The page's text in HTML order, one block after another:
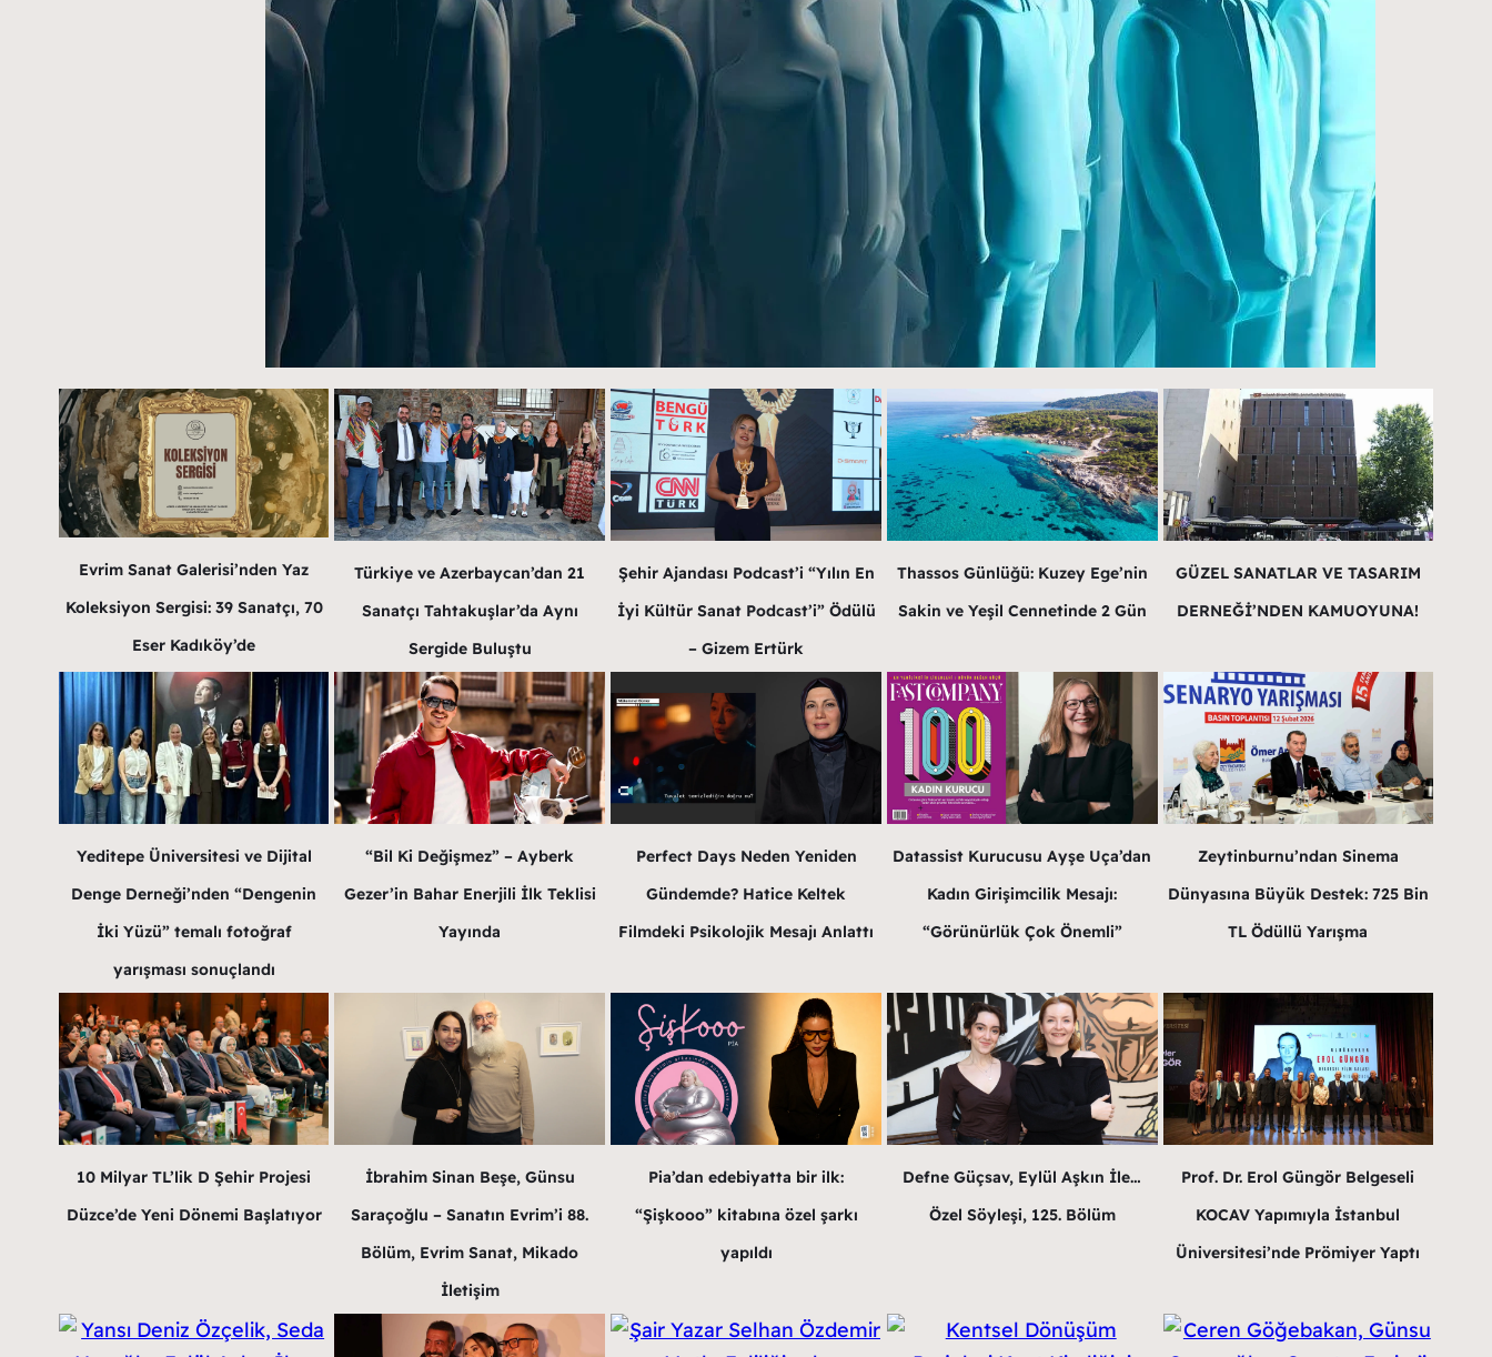
Evrim Sanat Galerisi’nden Yaz
Koleksiyon Sergisi: 39 Sanatçı, 70
Eser Kadıköy’de
Türkiye ve Azerbaycan’dan 21
Sanatçı Tahtakuşlar’da Aynı
Sergide Buluştu
Şehir Ajandası Podcast’i “Yılın En
İyi Kültür Sanat Podcast’i” Ödülü
– Gizem Ertürk
Thassos Günlüğü: Kuzey Ege’nin
Sakin ve Yeşil Cennetinde 2 Gün
GÜZEL SANATLAR VE TASARIM
DERNEĞİ’NDEN KAMUOYUNA!
Yeditepe Üniversitesi ve Dijital
Denge Derneği’nden “Dengenin
İki Yüzü” temalı fotoğraf
yarışması sonuçlandı
“Bil Ki Değişmez” – Ayberk
Gezer’in Bahar Enerjili İlk Teklisi
Yayında
Perfect Days Neden Yeniden
Gündemde? Hatice Keltek
Filmdeki Psikolojik Mesajı Anlattı
Datassist Kurucusu Ayşe Uça’dan
Kadın Girişimcilik Mesajı:
“Görünürlük Çok Önemli”
Zeytinburnu’ndan Sinema
Dünyasına Büyük Destek: 725 Bin
TL Ödüllü Yarışma
10 Milyar TL’lik D Şehir Projesi
Düzce’de Yeni Dönemi Başlatıyor
İbrahim Sinan Beşe, Günsu
Saraçoğlu – Sanatın Evrim’i 88.
Bölüm, Evrim Sanat, Mikado
İletişim
Pia’dan edebiyatta bir ilk:
“Şişkooo” kitabına özel şarkı
yapıldı
Defne Güçsav, Eylül Aşkın İle…
Özel Söyleşi, 125. Bölüm
Prof. Dr. Erol Güngör Belgeseli
KOCAV Yapımıyla İstanbul
Üniversitesi’nde Prömiyer Yaptı